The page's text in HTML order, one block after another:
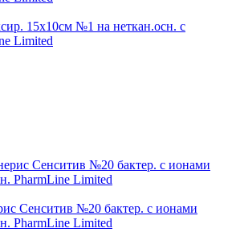
15х10см №1 на неткан.осн. с
Limited
Сенситив №20 бактер. с ионами
PharmLine Limited